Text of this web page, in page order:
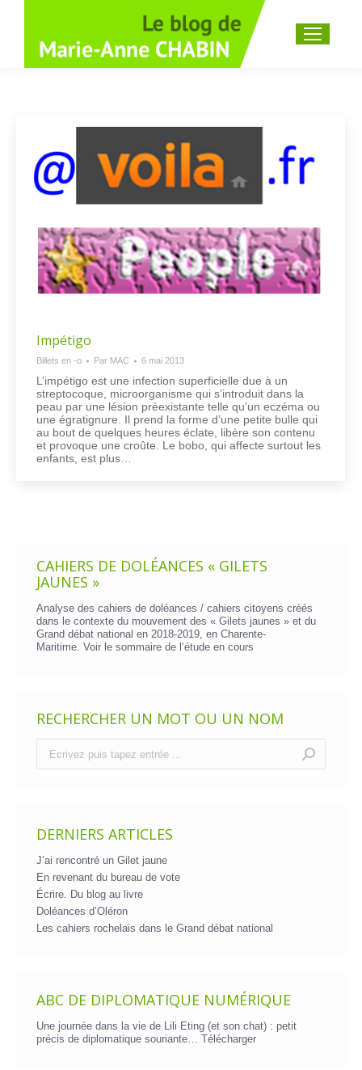
Recherche
Impétigo
Billets en -o Par MAC 6 mai 2013
L’impétigo est une infection superficielle due à un
streptocoque, microorganisme qui s’introduit dans la
peau par une lésion préexistante telle qu’un eczéma ou
une égratignure. Il prend la forme d’une petite bulle qui
au bout de quelques heures éclate, libère son contenu
et provoque une croûte. Le bobo, qui affecte surtout les
enfants, est plus…
CAHIERS DE DOLÉANCES « GILETS
JAUNES »
Analyse des cahiers de doléances / cahiers citoyens créés
dans le contexte du mouvement des « Gilets jaunes » et du
Grand débat national en 2018-2019, en Charente-
Maritime. Voir le sommaire de l’étude en cours
RECHERCHER UN MOT OU UN NOM
DERNIERS ARTICLES
J’ai rencontré un Gilet jaune
En revenant du bureau de vote
Écrire. Du blog au livre
Doléances d’Oléron
Les cahiers rochelais dans le Grand débat national
ABC DE DIPLOMATIQUE NUMÉRIQUE
Une journée dans la vie de Lili Eting (et son chat) : petit
précis de diplomatique souriante… Télécharger